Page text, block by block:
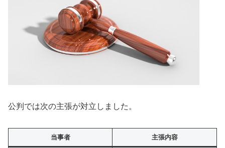
公判では次の主張が対立しました。
当事者 主張内容